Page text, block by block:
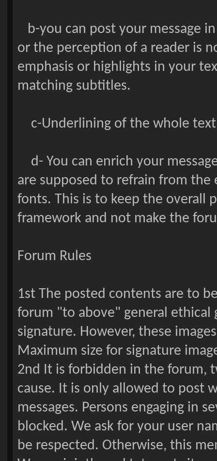
b-you can post your message
or the perception of a reader is
emphasis or highlights in your
matching subtitles.
c-Underlining of the whole
d- You can enrich your
are supposed to refrain from
fonts. This is to keep the overall
framework and not make the
Forum Rules
1st The posted contents are to
forum "to above" general ethical
signature. However, these
Maximum size for signature
2nd It is forbidden in the forum,
cause. It is only allowed to post
messages. Persons engaging in
blocked. We ask for your user
be respected. Otherwise, this